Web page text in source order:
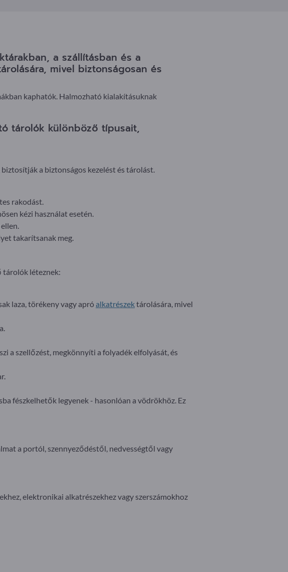
a szállításban és a
mivel biztonságosan és
kaphatók. Halmozható kialakításuknak
tárolók különböző típusait,
a biztonságos kezelést és tárolást.
rakodást.
kézi használat esetén.
takarítsanak meg.
tárolók léteznek:
laza, törékeny vagy apróalkatrészektárolására, mivel
a szellőzést, megkönnyíti a folyadék elfolyását, és
fészkelhetők legyenek - hasonlóan a vödrökhöz. Ez
a portól, szennyeződéstől, nedvességtől vagy
elektronikai alkatrészekhez vagy szerszámokhoz